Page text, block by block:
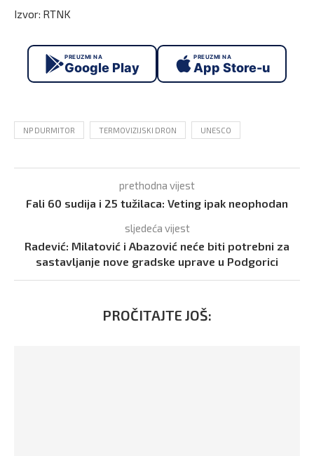
Izvor: RTNK
PREUZMI NA
Google Play
PREUZMI NA
App Store-u
NP DURMITOR TERMOVIZIJSKI DRON UNESCO
prethodna vijest
Fali 60 sudija i 25 tužilaca: Veting ipak neophodan
sljedeća vijest
Radević: Milatović i Abazović neće biti potrebni za
sastavljanje nove gradske uprave u Podgorici
PROČITAJTE JOŠ: